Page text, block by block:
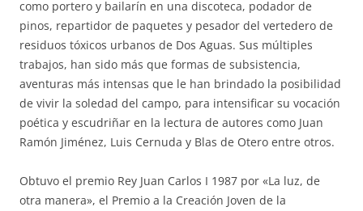
como portero y bailarín en una discoteca, podador de
pinos, repartidor de paquetes y pesador del vertedero de
residuos tóxicos urbanos de Dos Aguas. Sus múltiples
trabajos, han sido más que formas de subsistencia,
aventuras más intensas que le han brindado la posibilidad
de vivir la soledad del campo, para intensificar su vocación
poética y escudriñar en la lectura de autores como Juan
Ramón Jiménez, Luis Cernuda y Blas de Otero entre otros.
Obtuvo el premio Rey Juan Carlos I 1987 por «La luz, de
otra manera», el Premio a la Creación Joven de la